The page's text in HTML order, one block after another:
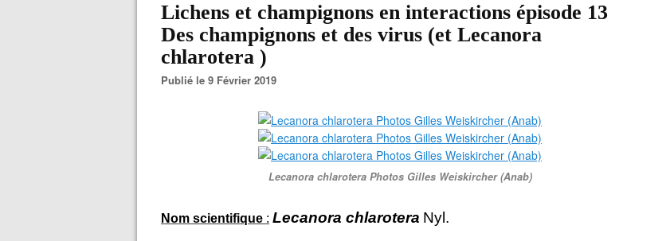
Lichens et champignons en interactions épisode 13
Des champignons et des virus (et Lecanora
chlarotera )
Publié le 9 Février 2019
Lecanora chlarotera Photos Gilles Weiskircher (Anab)
Nom scientifique : Lecanora chlarotera Nyl.